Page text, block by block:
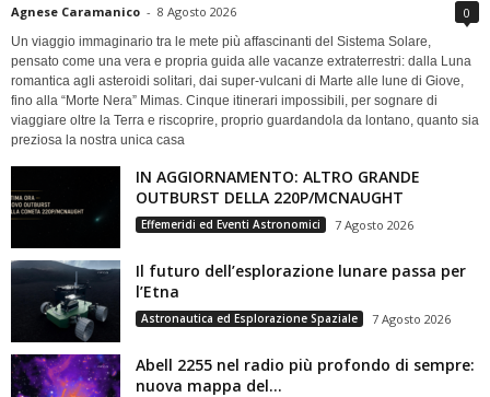
Agnese Caramanico - 8 Agosto 2026 0
Un viaggio immaginario tra le mete più affascinanti del Sistema Solare,
pensato come una vera e propria guida alle vacanze extraterrestri: dalla Luna
romantica agli asteroidi solitari, dai super-vulcani di Marte alle lune di Giove,
fino alla “Morte Nera” Mimas. Cinque itinerari impossibili, per sognare di
viaggiare oltre la Terra e riscoprire, proprio guardandola da lontano, quanto sia
preziosa la nostra unica casa
IN AGGIORNAMENTO: ALTRO GRANDE
OUTBURST DELLA 220P/MCNAUGHT
Effemeridi ed Eventi Astronomici 7 Agosto 2026
Il futuro dell’esplorazione lunare passa per
l’Etna
Astronautica ed Esplorazione Spaziale 7 Agosto 2026
Abell 2255 nel radio più profondo di sempre:
nuova mappa del...